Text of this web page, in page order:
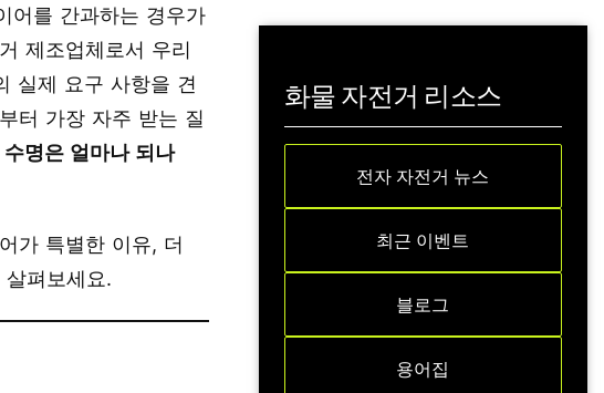
어를 간과하는 경우가
제조업체로서 우리
실제 요구 사항을 견
터 가장 자주 받는 질
명은 얼마나 되나
가 특별한 이유, 더
펴보세요.
화물 자전거 리소스
전자 자전거 뉴스
최근 이벤트
블로그
용어집